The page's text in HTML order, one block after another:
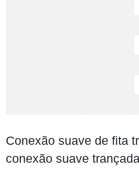
Conexão suave de fita
conexão suave